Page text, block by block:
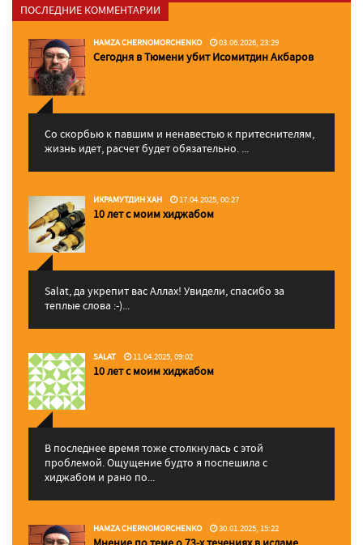
ПОСЛЕДНИЕ КОММЕНТАРИИ
HAMZA CHERNOMORCHENKO 03.06.2026, 23:29
Сегодня в Тюмени убит Исомитдин Акбаров
Со скорбью к павшим и ненавестью к притеснителям,
жизнь идет, расчет будет обязательно. ...
ИКРАМУТДИН ХАН 17.04.2025, 00:27
10 лет с моим хиджабом
Salat, да укрепит вас Аллаx! Увидели, спасибо за
теплые слова :-)...
SALAT 11.04.2025, 09:02
10 лет с моим хиджабом
В последнее время тоже столкнулась с этой
проблемой. Ощущение будто я поспешила с
хиджабом и рано по...
HAMZA CHERNOMORCHENKO 30.01.2025, 15:22